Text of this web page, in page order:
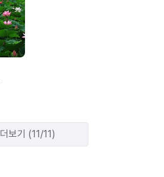
더보기 (11/11)